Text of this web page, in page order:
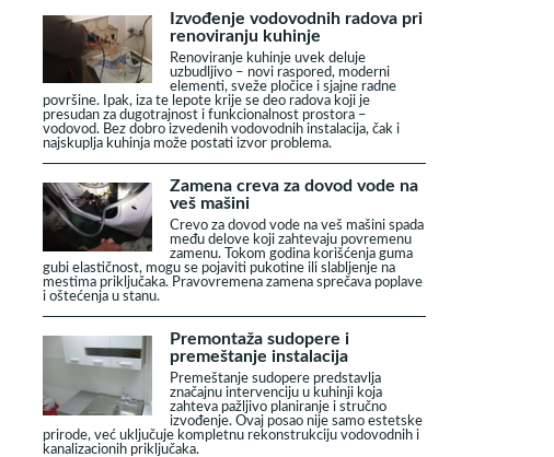
Izvođenje vodovodnih radova pri
renoviranju kuhinje
Renoviranje kuhinje uvek deluje
uzbudljivo – novi raspored, moderni
elementi, sveže pločice i sjajne radne
površine. Ipak, iza te lepote krije se deo radova koji je
presudan za dugotrajnost i funkcionalnost prostora –
vodovod. Bez dobro izvedenih vodovodnih instalacija, čak i
najskuplja kuhinja može postati izvor problema.
Zamena creva za dovod vode na
veš mašini
Crevo za dovod vode na veš mašini spada
među delove koji zahtevaju povremenu
zamenu. Tokom godina korišćenja guma
gubi elastičnost, mogu se pojaviti pukotine ili slabljenje na
mestima priključaka. Pravovremena zamena sprečava poplave
i oštećenja u stanu.
Premontaža sudopere i
premeštanje instalacija
Premeštanje sudopere predstavlja
značajnu intervenciju u kuhinji koja
zahteva pažljivo planiranje i stručno
izvođenje. Ovaj posao nije samo estetske
prirode, već uključuje kompletnu rekonstrukciju vodovodnih i
kanalizacionih priključaka.